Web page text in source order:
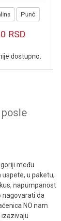
Punč
RSD
dostupno.
među
u paketu,
napumpanost
nagovarati da
NO nam
izazivaju